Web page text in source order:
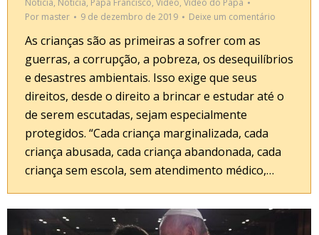
Notícia, Notícia, Papa Francisco, Vídeo, Vídeo do Papa
Por master 9 de dezembro de 2019 Deixe um comentário
As crianças são as primeiras a sofrer com as
guerras, a corrupção, a pobreza, os desequilíbrios
e desastres ambientais. Isso exige que seus
direitos, desde o direito a brincar e estudar até o
de serem escutadas, sejam especialmente
protegidos. “Cada criança marginalizada, cada
criança abusada, cada criança abandonada, cada
criança sem escola, sem atendimento médico,…